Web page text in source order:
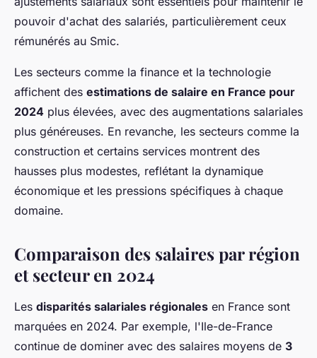
pouvoir d'achat des salariés, particulièrement ceux
rémunérés au Smic.
Les secteurs comme la finance et la technologie
affichent des estimations de salaire en France pour
2024 plus élevées, avec des augmentations salariales
plus généreuses. En revanche, les secteurs comme la
construction et certains services montrent des
hausses plus modestes, reflétant la dynamique
économique et les pressions spécifiques à chaque
domaine.
Comparaison des salaires par région
et secteur en 2024
Les disparités salariales régionales en France sont
marquées en 2024. Par exemple, l'Ile-de-France
continue de dominer avec des salaires moyens de 3